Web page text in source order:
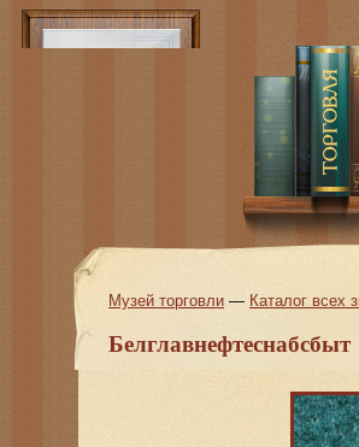
Музей торговли — Каталог всех
Белглавнефтеснабсбыт